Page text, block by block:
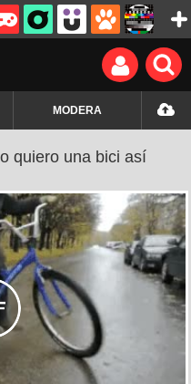
MODERA
quiero una bici así